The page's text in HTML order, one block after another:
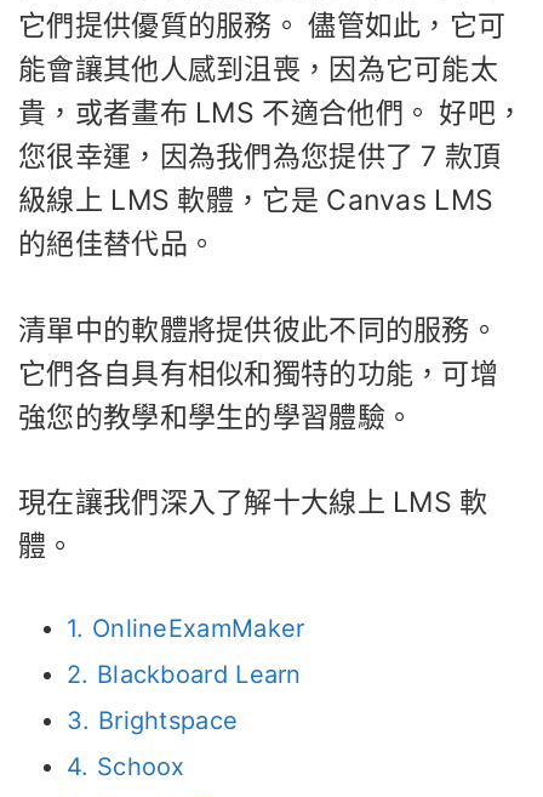
它們提供優質的服務。 儘管如此，它可
能會讓其他人感到沮喪，因為它可能太
貴，或者畫布 LMS 不適合他們。 好吧，
您很幸運，因為我們為您提供了 7 款頂
級線上 LMS 軟體，它是 Canvas LMS
的絕佳替代品。
清單中的軟體將提供彼此不同的服務。
它們各自具有相似和獨特的功能，可增
強您的教學和學生的學習體驗。
現在讓我們深入了解十大線上 LMS 軟
體。
1. OnlineExamMaker
2. Blackboard Learn
3. Brightspace
4. Schoox